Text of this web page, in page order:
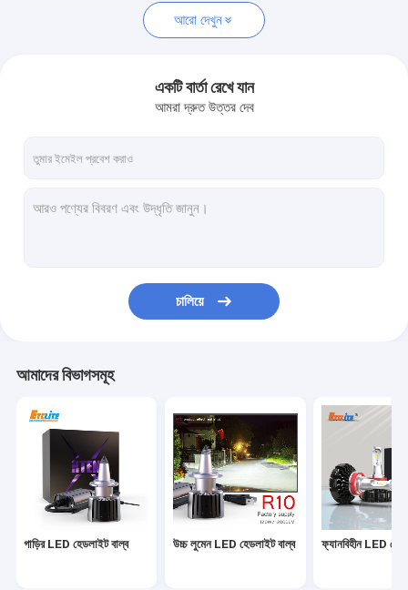
উচ্চ লুমেন LED হেডলাইট বাল্ব
ফ্যান কুলড এলইডি হেডলাইট
মাল্টিকালার এলইডি হেডলাইট
গাড়ির LED লাইট বাল্ব
গাড়ির টার্ন সিগন্যাল লাইট
অটো টেইল ল্যাম্প
CAN বাস ডিকোডার
আরো দেখুন
একটি বার্তা রেখে যান
আমরা দ্রুত উত্তর দেব
চালিয়ে
আমাদের বিভাগসমূহ
গাড়ির LED হেডলাইট বাল্ব উচ্চ লুমেন LED হেডলাইট বাল্ব ফ্যানবিহীন LED